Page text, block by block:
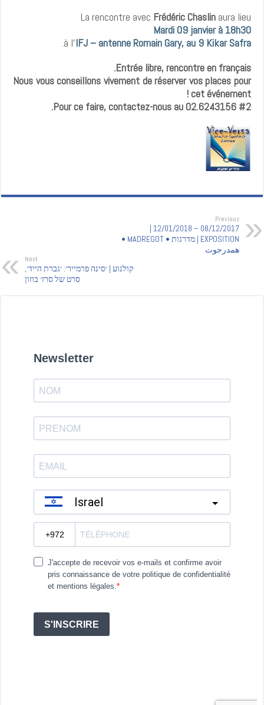
La rencontre avec Frédéric Chaslinaura lieu
Mardi 09 janvier à 18h30
à l'IFJ – antenne Romain Gary, au 9 Kikar Safra
.
Entrée libre, rencontre en français.
Nous vous conseillons vivement de réserver vos places pour
cet événement !
Pour ce faire, contactez-nous au 02.6243156 #2.
Previous
08/12/2017 – 12/01/2018 |
EXPOSITION | מדרגות • MADREGOT •
همدرجوت
Next
קולנוע | ׳סינה פרמייר׳: ׳גברת הייד׳,
סרט של סרז׳ בוזון